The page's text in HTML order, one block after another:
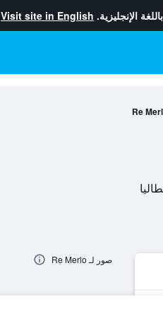
الإنجليزية. Visit site in English
Re
صور لـ Re Merlo